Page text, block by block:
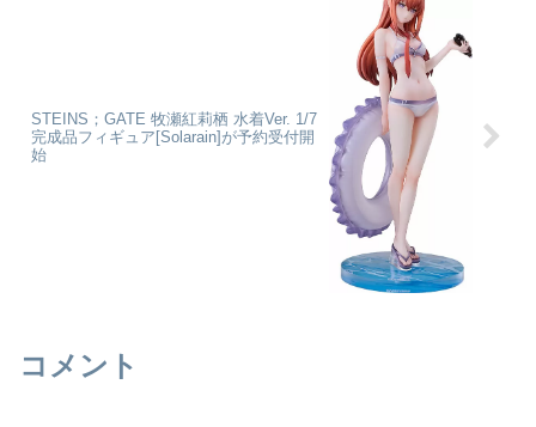
STEINS；GATE 牧瀬紅莉栖 水着Ver. 1/7
完成品フィギュア[Solarain]が予約受付開
始
コメント